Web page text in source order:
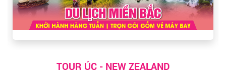
TOUR ÚC - NEW ZEALAND